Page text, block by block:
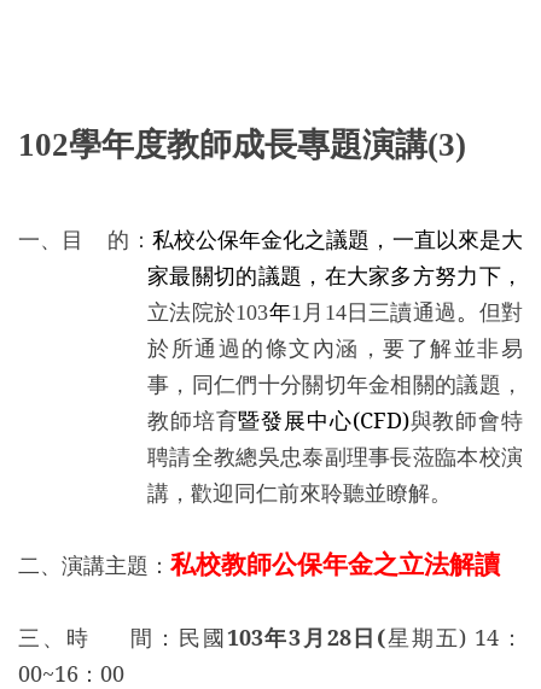
102學年度教師成長專題演講(3)
一、目 的： 私校公保年金化之議題，一直以來是大
家最關切的議題，在大家多方努力下，
立法院於103年1 月 14日三讀通過。 但對
於所通過的條文內涵，要了解並非易
事，同仁們十分關切年金相關的議題，
教師培育暨發展中心(CFD)與教師會特
聘請全教總吳忠泰副理事長蒞臨本校演
講，歡迎同仁前來聆聽並瞭解。
二、演講主題： 私校教師公保年金之立法解讀
三、時 間：民國103年3月28日 (星期五) 14：
00~16：00